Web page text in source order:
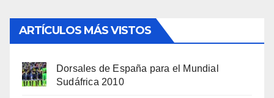
ARTÍCULOS MÁS VISTOS
Dorsales de España para el Mundial
Sudáfrica 2010